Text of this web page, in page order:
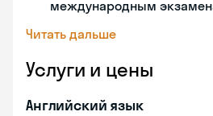
международным
Читать дальше
Услуги и цены
Английский язык